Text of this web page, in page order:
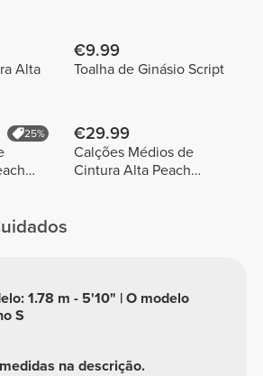
Alta
€9.99
Toalha de Ginásio Script
25% €29.99
Calções Médios de
Cintura Alta Peach
na descrição.
1.78 m - 5'10" | O modelo
S